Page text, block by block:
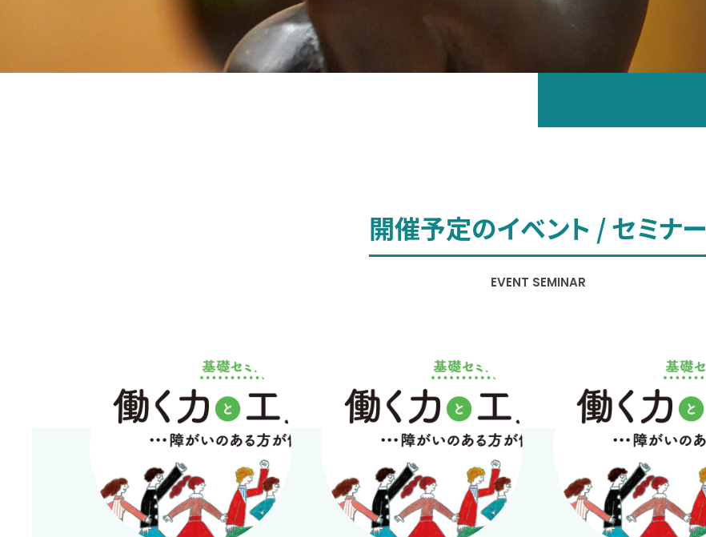
開催予定のイベント / セミナー
EVENT SEMINAR